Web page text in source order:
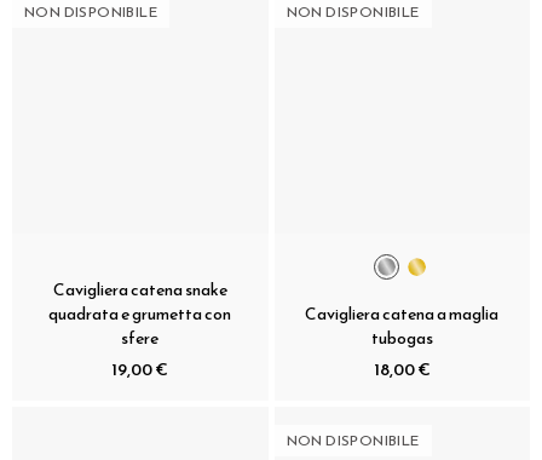
NON DISPONIBILE
Cavigliera catena snake
quadrata e grumetta con
sfere
19,00 €
NON DISPONIBILE
Cavigliera catena a maglia
tubogas
18,00 €
NON DISPONIBILE